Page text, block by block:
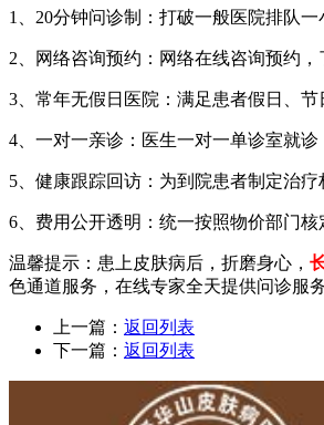
1、20分钟问诊制：打破一般医院排队
2、网络咨询预约：网络在线咨询预约
3、常年无假日医院：满足患者假日、
4、一对一亲诊：医生一对一单诊室就
5、健康跟踪回访：为到院患者制定治
6、费用公开透明：统一按照物价部门
温馨提示：患上皮肤病后，折磨身心，
色通道服务，在线专家全天提供问诊服
上一篇： 返回列表
下一篇： 返回列表